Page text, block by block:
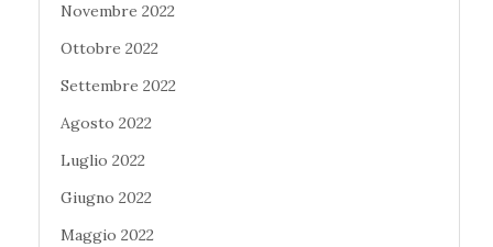
Novembre 2022
Ottobre 2022
Settembre 2022
Agosto 2022
Luglio 2022
Giugno 2022
Maggio 2022